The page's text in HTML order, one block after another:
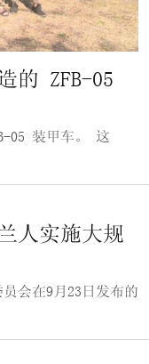
的 ZFB-05
05 装甲车。 这
人实施大规
会在9月23日发布的